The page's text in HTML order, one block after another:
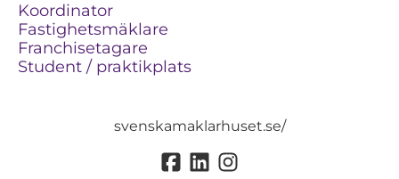
Koordinator
Fastighetsmäklare
Franchisetagare
Student / praktikplats
svenskamaklarhuset.se/